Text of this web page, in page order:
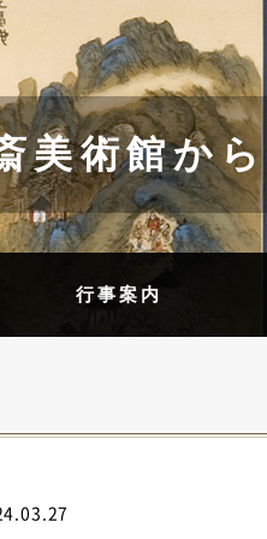
行事案内
美術館か